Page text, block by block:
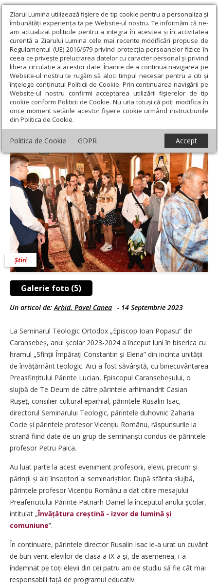
Ziarul Lumina utilizează fişiere de tip cookie pentru a personaliza și
îmbunătăți experiența ta pe Website-ul nostru. Te informăm că ne-
am actualizat politicile pentru a integra în acestea și în activitatea
curentă a Ziarului Lumina cele mai recente modificări propuse de
Regulamentul (UE) 2016/679 privind protecția persoanelor fizice în
ceea ce privește prelucrarea datelor cu caracter personal și privind
libera circulație a acestor date. Înainte de a continua navigarea pe
Website-ul nostru te rugăm să aloci timpul necesar pentru a citi și
înțelege conținutul Politicii de Cookie. Prin continuarea navigării pe
Website-ul nostru confirmi acceptarea utilizării fişierelor de tip
cookie conform Politicii de Cookie. Nu uita totuși că poți modifica în
orice moment setările acestor fişiere cookie urmând instrucțiunile
din Politica de Cookie.
Politica de Cookie GDPR Accept
Ziarul Lumina › Actualitate religioasă › Știri › Deschiderea
anului școlar la Seminarul Teologic din Caransebeș
Deschiderea anului școlar la Seminarul
Teologic din Caransebeș
Galerie foto (5)
Știri
Un articol de:Arhid. Pavel Canea - 14 Septembrie 2023
La Seminarul Teologic Ortodox „Episcop Ioan Popasu” din
Caran­sebeș, anul școlar 2023-2024 a început luni în biserica cu
hramul „Sfinții Împărați Constantin și Elena” din incinta unității
de învățământ teologic. Aici a fost să­vârșită, cu binecuvântarea
Preasfinți­tului Părinte Lucian, Episcopul Caranse­beșului, o
slujbă de Te Deum de către părintele arhimandrit Casian
Rușeț, consilier cultural eparhial, părintele Rusalin Isac,
directorul Seminarului Teologic, părintele duhovnic Zaharia
Cocie și părintele profesor Vicențiu Românu, răspunsurile la
strană fiind date de un grup de seminariști condus de părintele
profesor Petru Paica.
Au luat parte la acest eveniment profesorii, elevii, precum și
părinții și alți însoțitori ai seminariștilor. După sfânta slujbă,
părintele profesor Vicen­țiu Românu a dat citire mesajului
Preafericitului Părinte Patriarh Daniel la începutul anului şcolar,
intitulat „Învățătura creș­tină - izvor de lumină și
comuniune”.
În continuare, părintele director Rusalin Isac le-a urat un cuvânt
de bun-venit elevilor de clasa a IX-a și, de asemenea, i-a
îndemnat pe toți elevii din cei patru ani de studiu să fie cât mai
responsabili față de programul educativ.